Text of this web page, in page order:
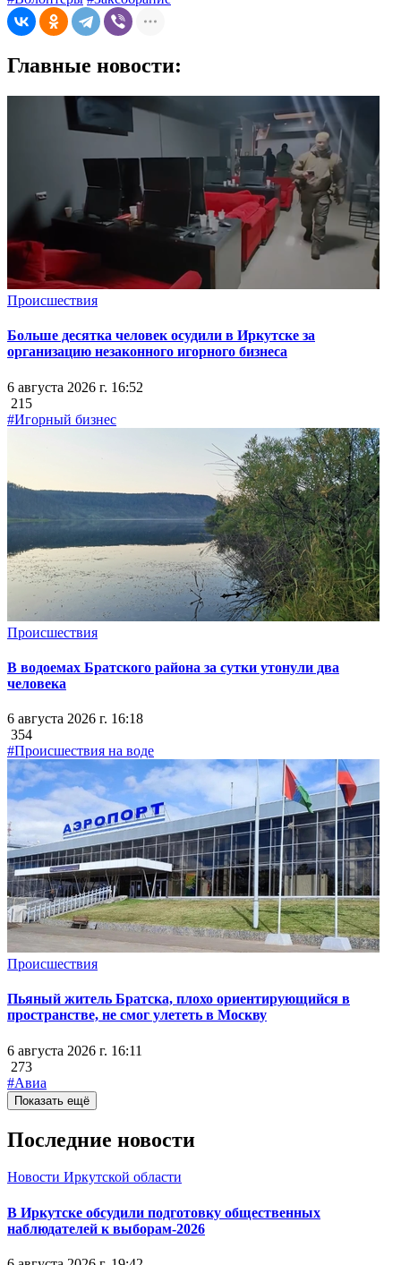
Главные новости:
Происшествия
Больше десятка человек осудили в Иркутске за
организацию незаконного игорного бизнеса
6 августа 2026 г. 16:52
215
#Игорный бизнес
Происшествия
В водоемах Братского района за сутки утонули два
человека
6 августа 2026 г. 16:18
354
#Происшествия на воде
Происшествия
Пьяный житель Братска, плохо ориентирующийся в
пространстве, не смог улететь в Москву
6 августа 2026 г. 16:11
273
#Авиа
Показать ещё
Последние новости
Новости Иркутской области
В Иркутске обсудили подготовку общественных
наблюдателей к выборам-2026